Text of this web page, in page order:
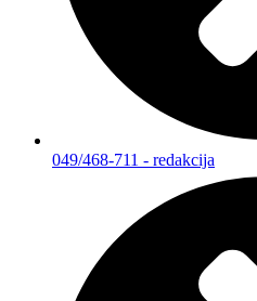
049/468-711 - redakcija